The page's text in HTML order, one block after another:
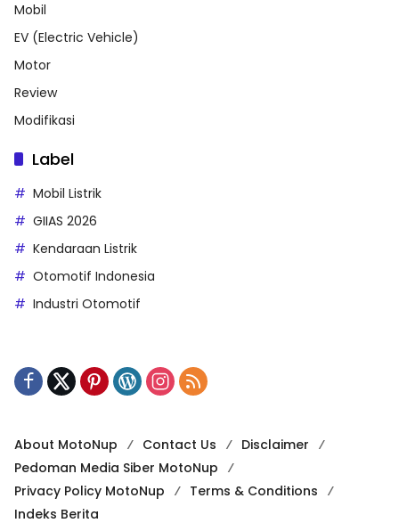
Mobil
EV (Electric Vehicle)
Motor
Review
Modifikasi
Label
Mobil Listrik
GIIAS 2026
Kendaraan Listrik
Otomotif Indonesia
Industri Otomotif
About MotoNup Contact Us
Disclaimer
Pedoman Media Siber MotoNup
Privacy Policy MotoNup
Terms & Conditions
Indeks Berita